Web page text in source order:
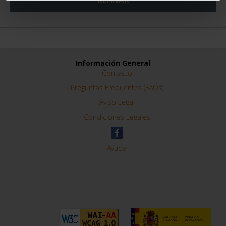
Información General
Contacto
Preguntas Frequentes (FAQs)
Aviso Legal
Condiciones Legales
Ayuda